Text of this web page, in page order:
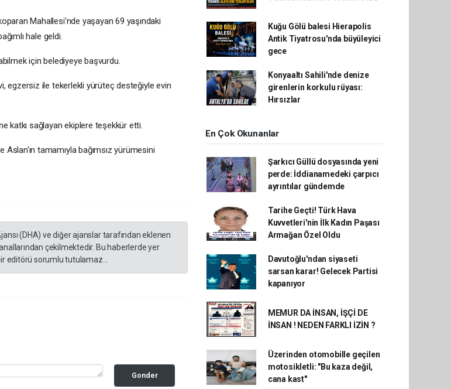
Mahallesi'nde yaşayan 69 yaşındaki
hale geldi.
için belediyeye başvurdu.
egzersiz ile tekerlekli yürüteç desteğiyle evin
katkı sağlayan ekiplere teşekkür etti.
tamamıyla bağımsız yürümesini
(DHA) ve diğer ajanslar tarafından eklenen
çekilmektedir. Bu haberlerde yer
editörü sorumlu tutulamaz...
Gonder
Kuğu Gölü balesi Hierapolis
Antik Tiyatrosu'nda büyüleyici
gece
Konyaaltı Sahili'nde denize
girenlerin korkulu rüyası:
Hırsızlar
En Çok Okunanlar
Şarkıcı Güllü dosyasında yeni
perde: İddianamedeki çarpıcı
ayrıntılar gündemde
Tarihe Geçti! Türk Hava
Kuvvetleri'nin İlk Kadın Paşası
Armağan Özel Oldu
Davutoğlu'ndan siyaseti
sarsan karar! Gelecek Partisi
kapanıyor
MEMUR DA İNSAN, İŞÇİ DE
İNSAN ! NEDEN FARKLI İZİN ?
Üzerinden otomobille geçilen
motosikletli: "Bu kaza değil,
cana kast"